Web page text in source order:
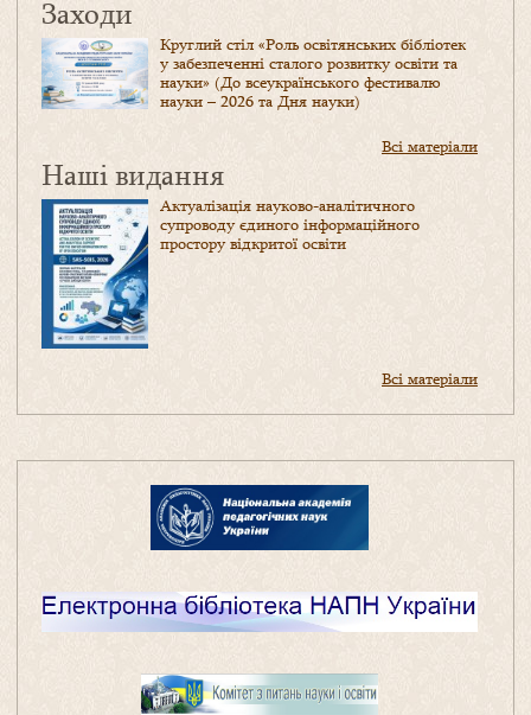
Заходи
Круглий стіл «Роль освітянських бібліотек
у забезпеченні сталого розвитку освіти та
науки» (До всеукраїнського фестивалю
науки – 2026 та Дня науки)
Всі матеріали
Наші видання
Актуалізація науково-аналітичного
супроводу єдиного інформаційного
простору відкритої освіти
Всі матеріали